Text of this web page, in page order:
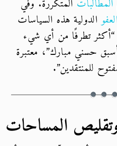
المطالبات المتكررة. وفي
الدولية هذه السياسات
“أكثر تطرفًا من أي شيء
حسني مبارك”، معتبرة
للمنتقدين”.
المساحات